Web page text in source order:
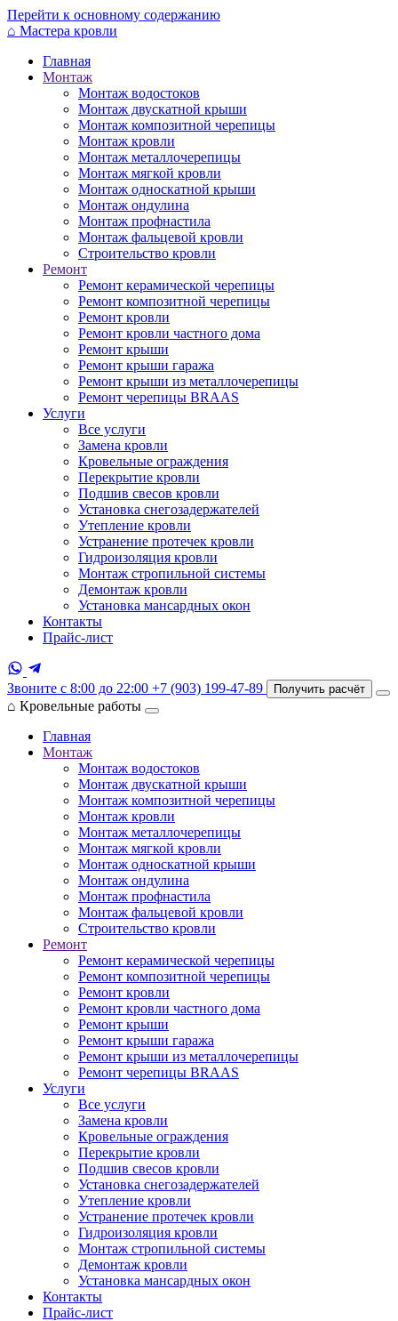
Перейти к основному содержанию
⌂ Мастера кровли
Главная
Монтаж
Монтаж водостоков
Монтаж двускатной крыши
Монтаж композитной черепицы
Монтаж кровли
Монтаж металлочерепицы
Монтаж мягкой кровли
Монтаж односкатной крыши
Монтаж ондулина
Монтаж профнастила
Монтаж фальцевой кровли
Строительство кровли
Ремонт
Ремонт керамической черепицы
Ремонт композитной черепицы
Ремонт кровли
Ремонт кровли частного дома
Ремонт крыши
Ремонт крыши гаража
Ремонт крыши из металлочерепицы
Ремонт черепицы BRAAS
Услуги
Все услуги
Замена кровли
Кровельные ограждения
Перекрытие кровли
Подшив свесов кровли
Установка снегозадержателей
Утепление кровли
Устранение протечек кровли
Гидроизоляция кровли
Монтаж стропильной системы
Демонтаж кровли
Установка мансардных окон
Контакты
Прайс-лист
Звоните с 8:00 до 22:00 +7 (903) 199-47-89 Получить расчёт
⌂ Кровельные работы
Главная
Монтаж
Монтаж водостоков
Монтаж двускатной крыши
Монтаж композитной черепицы
Монтаж кровли
Монтаж металлочерепицы
Монтаж мягкой кровли
Монтаж односкатной крыши
Монтаж ондулина
Монтаж профнастила
Монтаж фальцевой кровли
Строительство кровли
Ремонт
Ремонт керамической черепицы
Ремонт композитной черепицы
Ремонт кровли
Ремонт кровли частного дома
Ремонт крыши
Ремонт крыши гаража
Ремонт крыши из металлочерепицы
Ремонт черепицы BRAAS
Услуги
Все услуги
Замена кровли
Кровельные ограждения
Перекрытие кровли
Подшив свесов кровли
Установка снегозадержателей
Утепление кровли
Устранение протечек кровли
Гидроизоляция кровли
Монтаж стропильной системы
Демонтаж кровли
Установка мансардных окон
Контакты
Прайс-лист